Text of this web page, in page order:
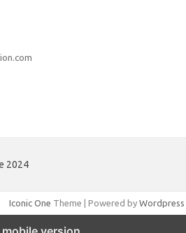
2024
Iconic One Theme | Powered by Wordpress